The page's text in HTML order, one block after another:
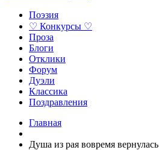
Поэзия
♡ Конкурсы ♡
Проза
Блоги
Отклики
Форум
Дуэли
Классика
Поздравления
Главная
Душа из рая вовремя вернулась